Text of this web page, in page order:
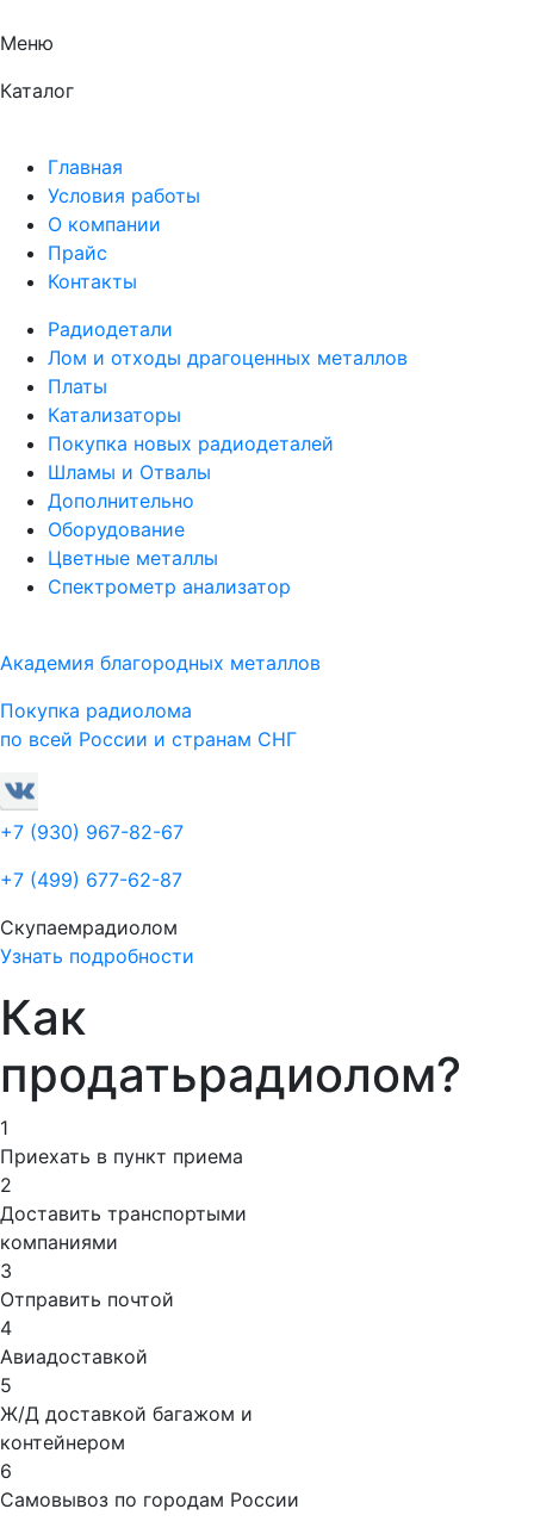
Меню
Каталог
Главная
Условия работы
О компании
Прайс
Контакты
Радиодетали
Лом и отходы драгоценных металлов
Платы
Катализаторы
Покупка новых радиодеталей
Шламы и Отвалы
Дополнительно
Оборудование
Цветные металлы
Спектрометр анализатор
Академия благородных металлов
Покупка радиолома
по всей России и странам СНГ
+7 (930) 967-82-67
+7 (499) 677-62-87
Скупаемрадиолом
Узнать подробности
Как
продатьрадиолом?
1
Приехать в пункт приема
2
Доставить транспортыми
компаниями
3
Отправить почтой
4
Авиадоставкой
5
Ж/Д доставкой багажом и
контейнером
6
Самовывоз по городам России